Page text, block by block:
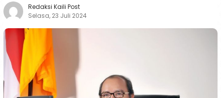
Redaksi Kaili Post
Selasa, 23 Juli 2024